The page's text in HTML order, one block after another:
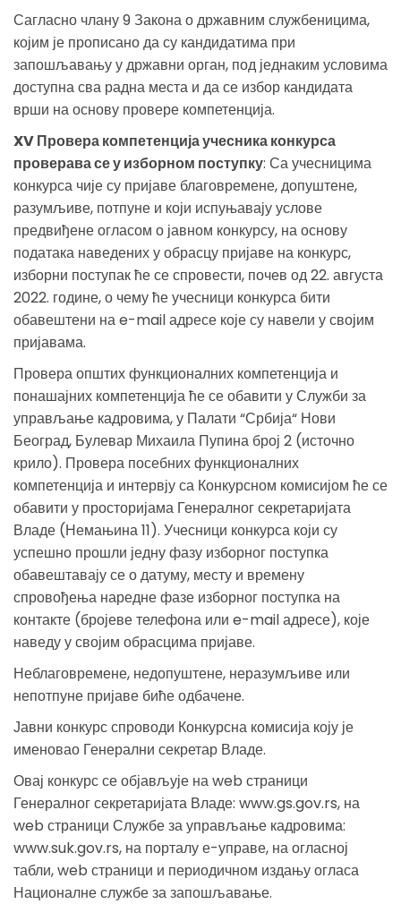
Сагласно члану 9 Закона о државним службеницима,
којим је прописано да су кандидатима при
запошљавању у државни орган, под једнаким условима
доступна сва радна места и да се избор кандидата
врши на основу провере компетенција.
XV Провера компетенција учесника конкурса
проверава се у изборном поступку: Са учесницима
конкурса чије су пријаве благовремене, допуштене,
разумљиве, потпуне и који испуњавају услове
предвиђене огласом о јавном конкурсу, на основу
података наведених у обрасцу пријаве на конкурс,
изборни поступак ће се спровести, почев од 22. августа
2022. године, о чему ће учесници конкурса бити
обавештени на e-mail адресе које су навели у својим
пријавама.
Провера општих функционалних компетенција и
понашајних компетенција ће се обавити у Служби за
управљање кадровима, у Палати “Србија“ Нови
Београд, Булевар Михаила Пупина број 2 (источно
крило). Провера посебних функционалних
компетенција и интервју са Конкурсном комисијом ће се
обавити у просторијама Генералног секретаријата
Владе (Немањина 11). Учесници конкурса који су
успешно прошли једну фазу изборног поступка
обавештавају се о датуму, месту и времену
спровођења наредне фазе изборног поступка на
контакте (бројеве телефона или e-mail адресе), које
наведу у својим обрасцима пријаве.
Неблаговремене, недопуштене, неразумљиве или
непотпуне пријаве биће одбачене.
Јавни конкурс спроводи Конкурсна комисија коју је
именовао Генерални секретар Владе.
Овај конкурс се објављује на web страници
Генералног секретаријата Владе: www.gs.gov.rs, на
web страници Службе за управљање кадровима:
www.suk.gov.rs, на порталу е-управе, на огласној
табли, web страници и периодичном издању огласа
Националне службе за запошљавање.